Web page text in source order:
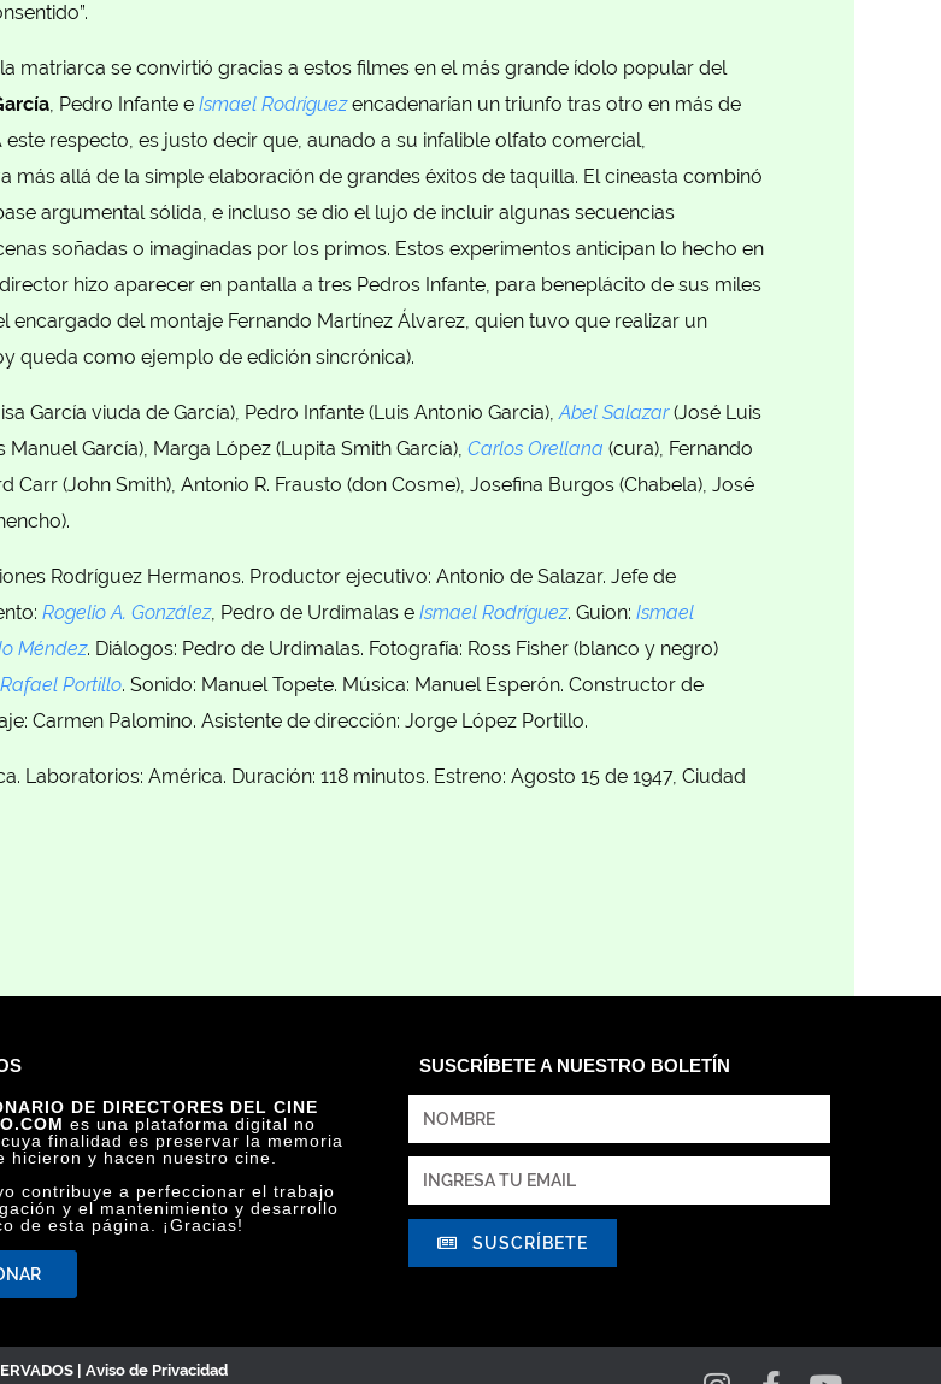
matriarca se convirtió gracias a estos filmes en el más grande ídolo popular del
, Pedro Infante e Ismael Rodríguezencadenarían un triunfo tras otro en más de
respecto, es justo decir que, aunado a su infalible olfato comercial,
más allá de la simple elaboración de grandes éxitos de taquilla. El cineasta combinó
argumental sólida, e incluso se dio el lujo de incluir algunas secuencias
soñadas o imaginadas por los primos. Estos experimentos anticipan lo hecho en
hizo aparecer en pantalla a tres Pedros Infante, para beneplácito de sus miles
encargado del montaje Fernando Martínez Álvarez, quien tuvo que realizar un
queda como ejemplo de edición sincrónica).
García viuda de García), Pedro Infante (Luis Antonio Garcia),Abel Salazar(José Luis
García), Marga López (Lupita Smith García), Carlos Orellana (cura), Fernando
Carr (John Smith), Antonio R. Frausto (don Cosme), Josefina Burgos (Chabela), José
Rodríguez Hermanos. Productor ejecutivo: Antonio de Salazar. Jefe de
Rogelio A. González, Pedro de Urdimalas e Ismael Rodríguez. Guion: Ismael
Méndez. Diálogos: Pedro de Urdimalas. Fotografía: Ross Fisher (blanco y negro)
Rafael Portillo. Sonido: Manuel Topete. Música: Manuel Esperón. Constructor de
Carmen Palomino. Asistente de dirección: Jorge López Portillo.
Laboratorios: América. Duración: 118 minutos. Estreno: Agosto 15 de 1947, Ciudad
DE DIRECTORES DEL CINE
es una plataforma digital no
finalidad es preservar la memoria
hicieron y hacen nuestro cine.
contribuye a perfeccionar el trabajo
y el mantenimiento y desarrollo
de esta página. ¡Gracias!
SUSCRÍBETE A NUESTRO BOLETÍN
SUSCRÍBETE
| Aviso de Privacidad